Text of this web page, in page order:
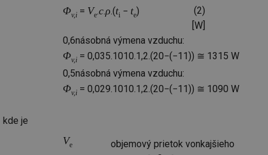
Φv,i = Ve.c.ρ.(ti − te)
(2)
[W]
0,6násobná výmena vzduchu:
Φv,i = 0,035.1010.1,2.(20−(−11)) ≅ 1315 W
0,5násobná výmena vzduchu:
Φv,i = 0,029.1010.1,2.(20−(−11)) ≅ 1090 W
kde je
Ve
objemový prietok vonkajšieho